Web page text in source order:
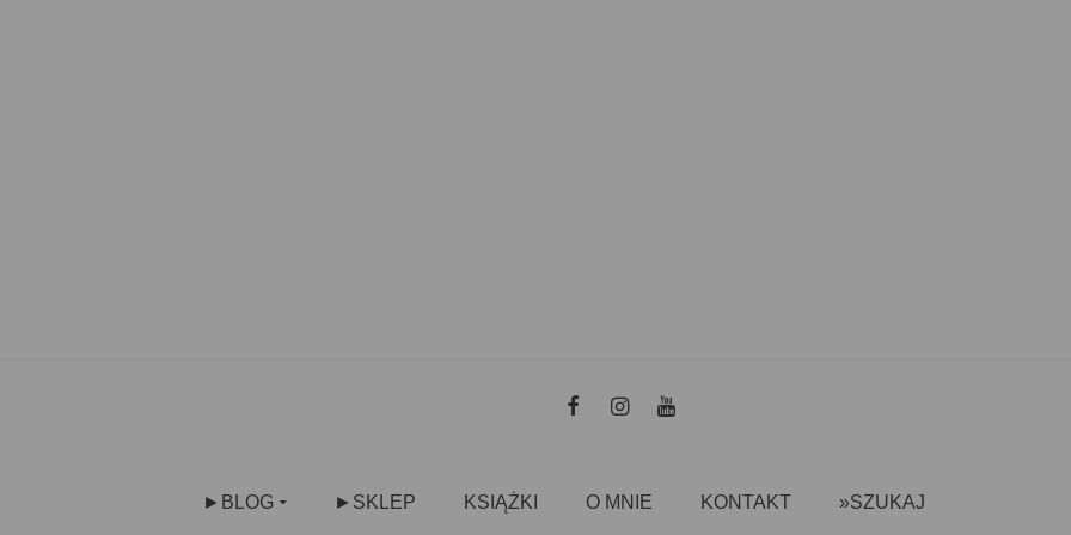
►BLOG ►SKLEP KSIĄŻKI O MNIE KONTAKT »SZUKAJ